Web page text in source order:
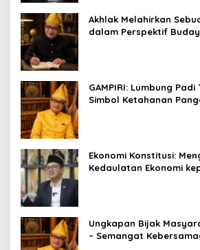
Akhlak Melahirkan
dalam Perspektif
GAMPIRI: Lumbung
Simbol Ketahanan
Ekonomi Konstitusi:
Kedaulatan Ekonomi
Ungkapan Bijak
– Semangat